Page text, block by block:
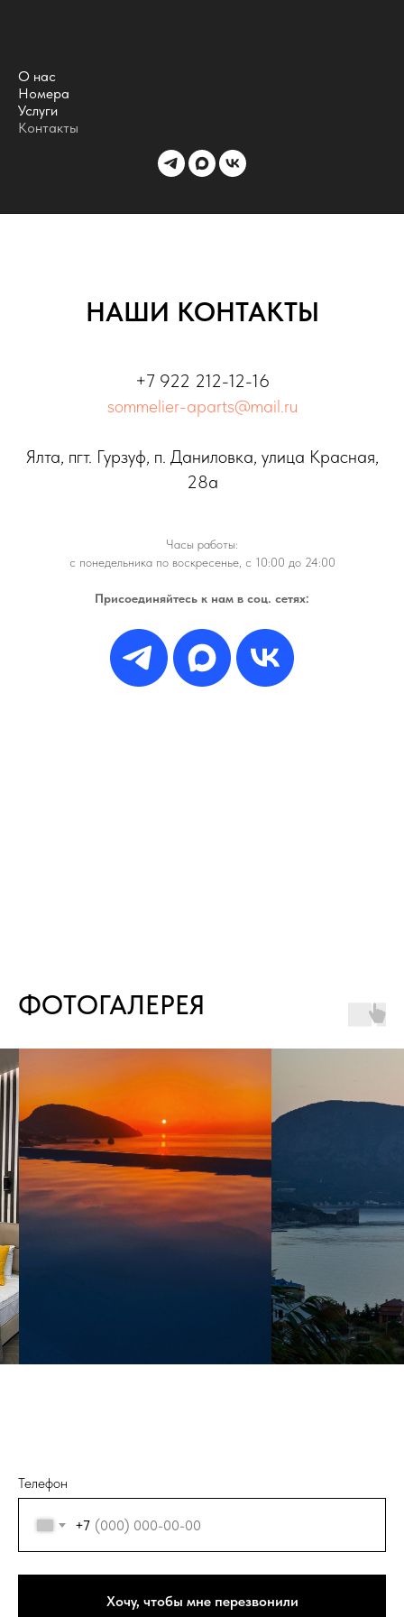
О нас
Номера
Услуги
Контакты
НАШИ КОНТАКТЫ
+7 922 212-12-16
sommelier-aparts@mail.ru
Ялта, пгт. Гурзуф, п. Даниловка, улица Красная,
28а
Часы работы:
с понедельника по воскресенье, с 10:00 до 24:00
Присоединяйтесь к нам в соц. сетях:
ФОТОГАЛЕРЕЯ
Телефон
+7
Хочу, чтобы мне перезвонили